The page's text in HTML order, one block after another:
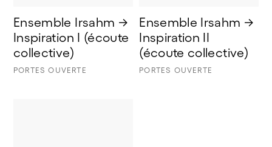
Ensemble Irsahm →
Inspiration I (écoute
collective)
PORTES OUVERTE
Ensemble Irsahm →
Inspiration II
(écoute collective)
PORTES OUVERTE